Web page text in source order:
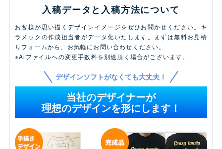
入稿データと入稿方法について
お客様が思い描くデザインイメージをぜひお聞かせください。キ
ラメックの作成担当者がデータ化いたします。まずは無料お見積
りフォームから、お気軽にお問い合わせください。
※Aiファイルへの変更手数料を別途頂く場合がございます。
デザインソフトがなくても大丈夫！
当社のデザイナーが
理想のデザインを形にします！